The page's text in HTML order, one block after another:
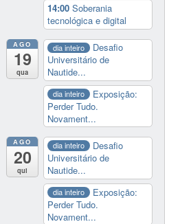
14:00Soberania
tecnológica e digital
AGO
19
qua
dia inteiro
Desafio
Universitário de
Nautide...
dia inteiro
Exposição:
Perder Tudo.
Novament...
AGO
20
qui
dia inteiro
Desafio
Universitário de
Nautide...
dia inteiro
Exposição:
Perder Tudo.
Novament...